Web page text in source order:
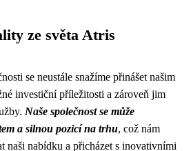
ze světa Atris
se neustále snažíme přinášet našim
investiční příležitosti a zároveň jim
Naše společnost se může
a silnou pozicí na trhu, což nám
naši nabídku a přicházet s inovativními